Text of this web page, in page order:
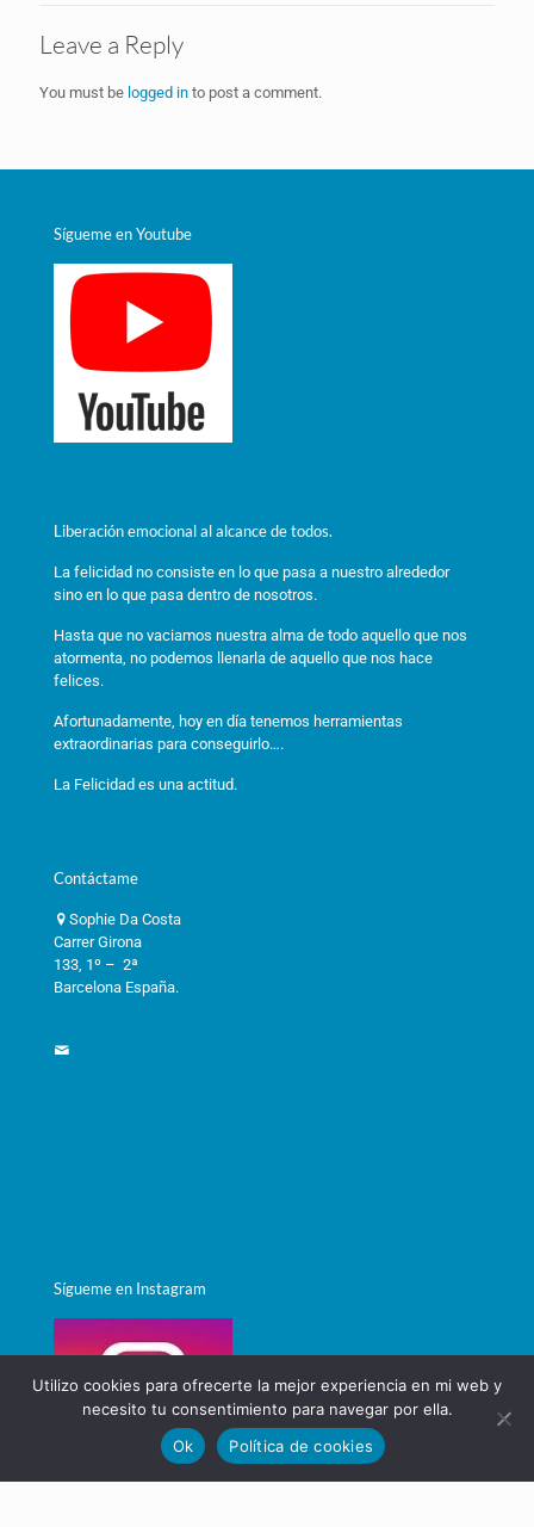
Leave a Reply
You must be logged in to post a comment.
Sígueme en Youtube
Liberación emocional al alcance de todos.
La felicidad no consiste en lo que pasa a nuestro alrededor
sino en lo que pasa dentro de nosotros.
Hasta que no vaciamos nuestra alma de todo aquello que nos
atormenta, no podemos llenarla de aquello que nos hace
felices.
Afortunadamente, hoy en día tenemos herramientas
extraordinarias para conseguirlo….
La Felicidad es una actitud.
Contáctame
Sophie Da Costa
Carrer Girona
133, 1º – 2ª
Barcelona España.
Sígueme en Instagram
Utilizo cookies para ofrecerte la mejor experiencia en mi web y
necesito tu consentimiento para navegar por ella.
Ok
Política de cookies